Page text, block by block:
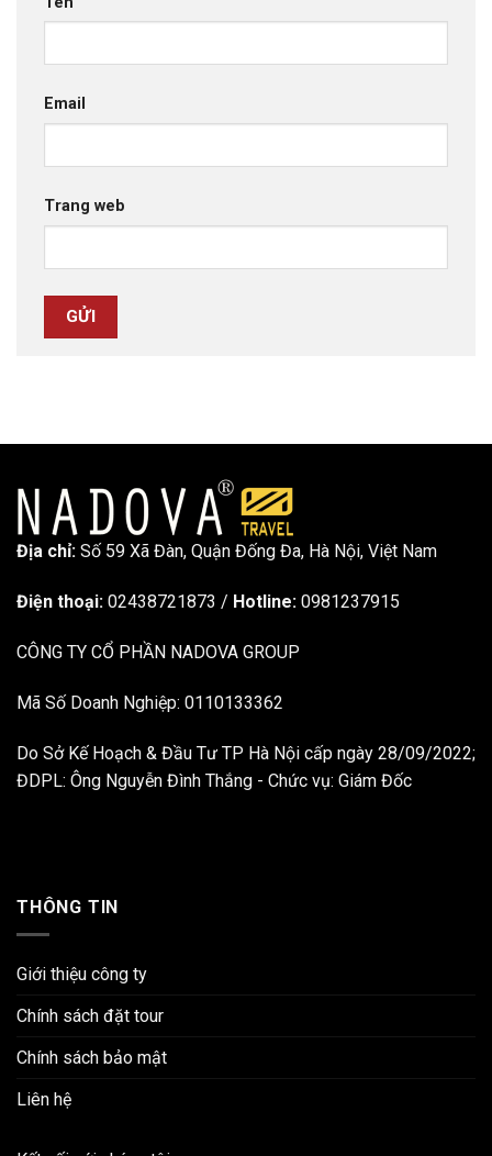
Email
Trang web
Địa chỉ: Số 59 Xã Đàn, Quận Đống Đa, ​​Hà Nội, Việt Nam
Điện thoại: 02438721873 / Hotline: 0981237915
CÔNG TY CỔ PHẦN NADOVA GROUP
Mã Số Doanh Nghiệp: 0110133362
Do Sở Kế Hoạch & Đầu Tư TP Hà Nội cấp ngày 28/09/2022;
ĐDPL: Ông Nguyễn Đình Thắng - Chức vụ: Giám Đốc
THÔNG TIN
Giới thiệu công ty
Chính sách đặt tour
Chính sách bảo mật
Liên hệ